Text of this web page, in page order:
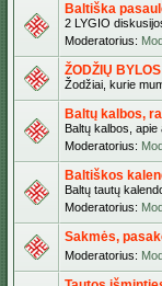
Baltiška
2 LYGIO
Moderatorius:
ŽODŽIŲ BYLOS
Žodžiai, kurie
Baltų kalbos,
Baltų kalbos, apie
Moderatorius:
Baltiškos
Baltų tautų
Moderatorius:
Sakmės,
Moderatorius: